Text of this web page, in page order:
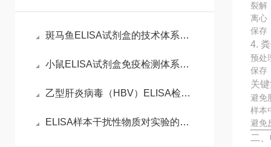
斑马鱼ELISA试剂盒的技术体系与实验全流程管控
小鼠ELISA试剂盒免疫检测体系与动物模型实验实操指南
乙型肝炎病毒（HBV）ELISA检测试剂盒的工作原理
ELISA样本干扰性物质对实验的影响分析
裂解
离心
保存
4.
预处
保存
关
避免
样本
避免
二